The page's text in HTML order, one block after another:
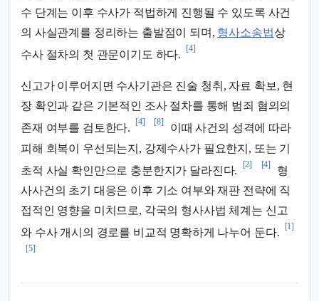
수 단계는 이후 수사가 적법하게 진행될 수 있도록 사건
의 사실관계를 정리하는 출발점이 되며, 형사소송법상
수사 절차의 첫 관문이기도 하다.
[4]
신고가 이루어지면 수사기관은 진술 청취, 자료 확보, 현
장 확인과 같은 기본적인 조사 절차를 통해 범죄 혐의의
존재 여부를 검토한다.
[4] [8]
이때 사건의 성격에 따라
피해 회복이 우선되는지, 강제수사가 필요한지, 또는 기
초적 사실 확인만으로 충분한지가 달라진다.
[2] [4]
형
사사건의 초기 대응은 이후 기소 여부와 재판 전략에 직
접적인 영향을 미치므로, 각국의 형사사법 체계는 신고
와 수사 개시의 경로를 비교적 명확하게 나누어 둔다.
[1]
[5]